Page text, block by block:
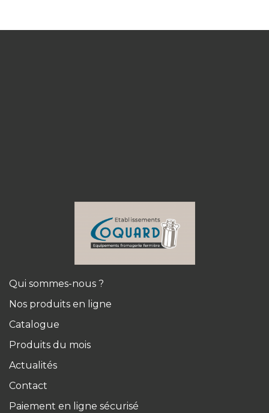
Qui sommes-nous ?
Nos produits en ligne
Catalogue
Produits du mois
Actualités
Contact
Paiement en ligne sécurisé